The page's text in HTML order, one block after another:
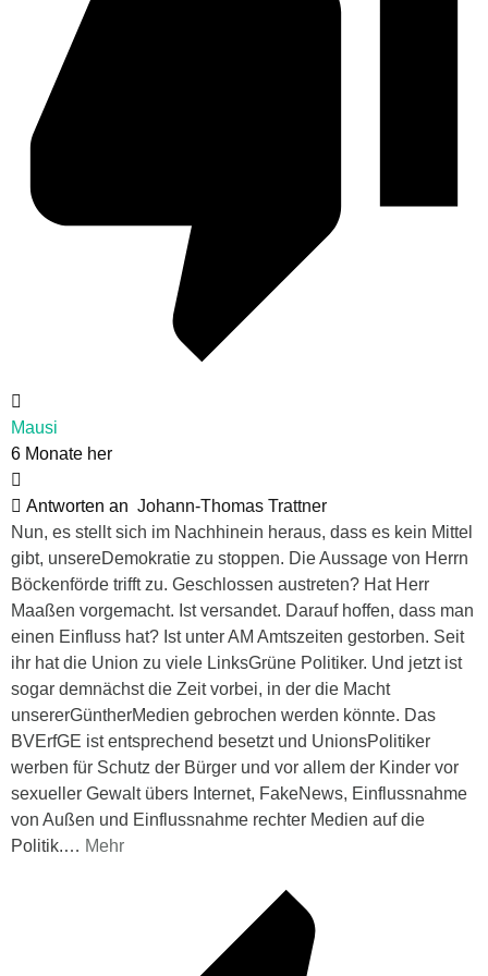
Mausi
6 Monate her
Antworten an Johann-Thomas Trattner
Nun, es stellt sich im Nachhinein heraus, dass es kein Mittel
gibt, unsereDemokratie zu stoppen. Die Aussage von Herrn
Böckenförde trifft zu. Geschlossen austreten? Hat Herr
Maaßen vorgemacht. Ist versandet. Darauf hoffen, dass man
einen Einfluss hat? Ist unter AM Amtszeiten gestorben. Seit
ihr hat die Union zu viele LinksGrüne Politiker. Und jetzt ist
sogar demnächst die Zeit vorbei, in der die Macht
unsererGüntherMedien gebrochen werden könnte. Das
BVErfGE ist entsprechend besetzt und UnionsPolitiker
werben für Schutz der Bürger und vor allem der Kinder vor
sexueller Gewalt übers Internet, FakeNews, Einflussnahme
von Außen und Einflussnahme rechter Medien auf die
Politik.… Mehr